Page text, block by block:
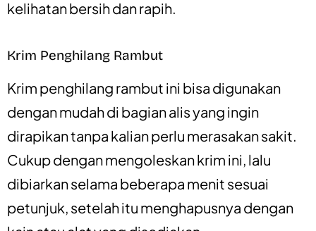
kelihatan bersih dan rapih.
Krim Penghilang Rambut
Krim penghilang rambut ini bisa digunakan
dengan mudah di bagian alis yang ingin
dirapikan tanpa kalian perlu merasakan sakit.
Cukup dengan mengoleskan krim ini, lalu
dibiarkan selama beberapa menit sesuai
petunjuk, setelah itu menghapusnya dengan